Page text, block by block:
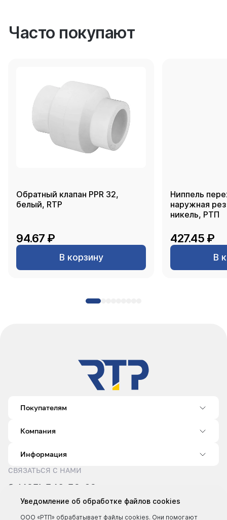
Часто покупают
Обратный клапан PPR 32,
белый, RTP
94.67 ₽
В корзину
Ниппель
наружная
никель, РТП
427.45 ₽
В
Покупателям
Компания
Информация
СВЯЗАТЬСЯ С НАМИ
8 (495) 540-52-62
sale@rtp.ru
Пн–Пт: 9:00–18:00
Уведомление об обработке файлов cookies
ООО «РТП» обрабатывает файлы cookies. Они помогают